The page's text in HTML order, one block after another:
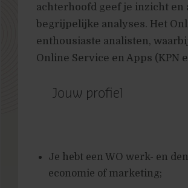
achterhoofd geef je inzicht en
begrijpelijke analyses. Het
enthousiaste analisten,
Online Service en Apps (KPN
Jouw profiel
Je hebt een WO werk- en
economie of marketing;